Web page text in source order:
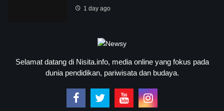
1 day ago
Selamat datang di Nisita.info, media online yang fokus pada
dunia pendidikan, pariwisata dan budaya.